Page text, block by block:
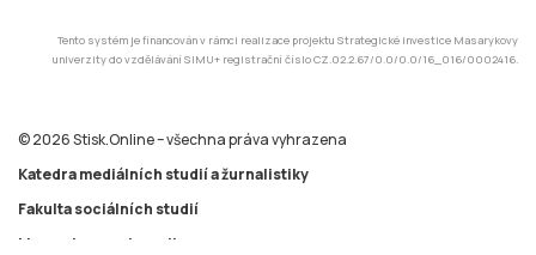
Tento systém je financován v rámci realizace projektu Strategické investice Masarykovy
univerzity do vzdělávání SIMU+ registrační číslo CZ.02.2.67/0.0/0.0/16_016/0002416.
© 2026 Stisk.Online – všechna práva vyhrazena
Katedra mediálních studií a žurnalistiky
Fakulta sociálních studií
Masarykova univerzita